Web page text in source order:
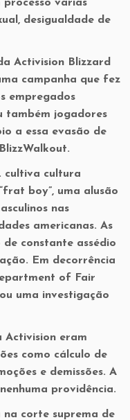
várias
desigualdade de
Activision Blizzard
campanha que fez
empregados
também jogadores
a essa evasão de
cultiva cultura
boy”, uma alusão
nas
americanas. As
constante assédio
Em decorrência
of Fair
uma investigação
Activision eram
como cálculo de
e demissões. A
providência.
na corte suprema de